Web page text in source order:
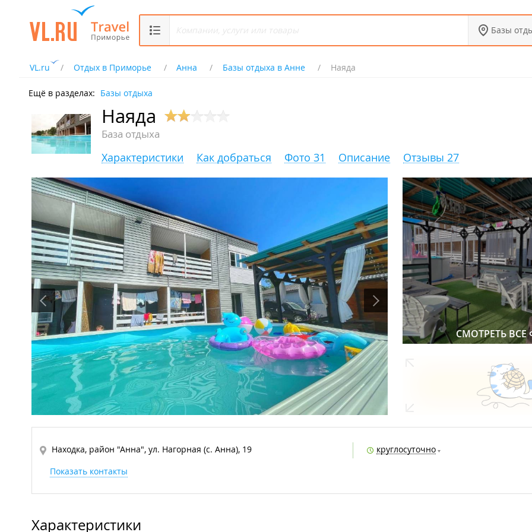
Базы
VL.ru Отдых в Приморье Анна Базы отдыха в Анне Наяда
Ещё в разделах: Базы отдыха
Наяда
База отдыха
Характеристики Как добраться Фото 31 Описание Отзывы 27
СМОТРЕТЬ ВСЕ
Находка, район "Анна", ул. Нагорная (с. Анна), 19
круглосуточно
Показать контакты
Характеристики